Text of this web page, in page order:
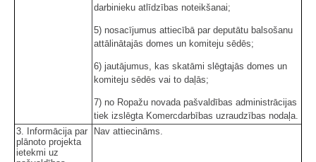
darbinieku atlīdzības noteikšanai;
5) nosacījumus attiecībā par deputātu balsošanu
attālinātajās domes un komiteju sēdēs;
6) jautājumus, kas skatāmi slēgtajās domes un
komiteju sēdēs vai to daļās;
7) no Ropažu novada pašvaldības administrācijas
tiek izslēgta Komercdarbības uzraudzības nodaļa.
3. Informācija par
plānoto projekta
ietekmi uz
Nav attiecināms.